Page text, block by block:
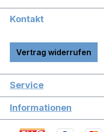
Kontakt
Vertrag widerrufen
Service
Informationen